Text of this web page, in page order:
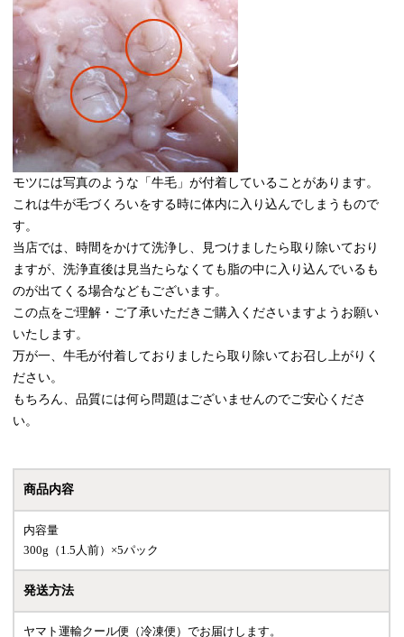
モツには写真のような「牛毛」が付着していることがあります。
これは牛が毛づくろいをする時に体内に入り込んでしまうもので
す。
当店では、時間をかけて洗浄し、見つけましたら取り除いており
ますが、洗浄直後は見当たらなくても脂の中に入り込んでいるも
のが出てくる場合などもございます。
この点をご理解・ご了承いただきご購入くださいますようお願い
いたします。
万が一、牛毛が付着しておりましたら取り除いてお召し上がりく
ださい。
もちろん、品質には何ら問題はございませんのでご安心くださ
い。
商品内容
内容量
300g（1.5人前）×5パック
発送方法
ヤマト運輸クール便（冷凍便）でお届けします。